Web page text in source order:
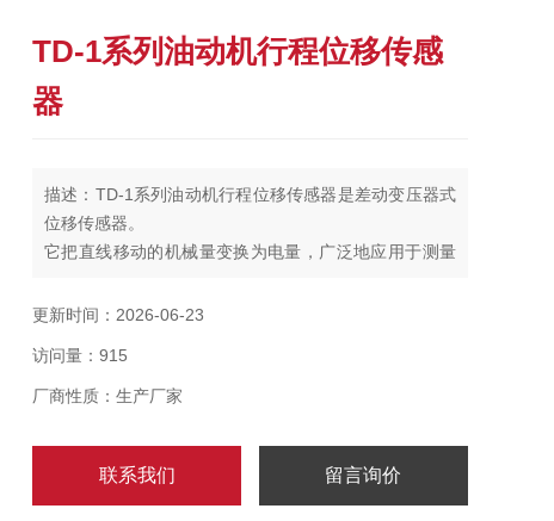
TD-1系列油动机行程位移传感
器
描述：TD-1系列油动机行程位移传感器是差动变压器式
位移传感器。
它把直线移动的机械量变换为电量，广泛地应用于测量
变、应力、重量等。它的特点是静态线性良好、结构简
更新时间：2026-06-23
访问量：915
厂商性质：生产厂家
联系我们 留言询价